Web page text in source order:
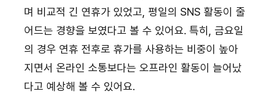
며 비교적 긴 연휴가 있었고, 평일의 SNS 활동이 줄
어드는 경향을 보였다고 볼 수 있어요. 특히, 금요일
의 경우 연휴 전후로 휴가를 사용하는 비중이 높아
지면서 온라인 소통보다는 오프라인 활동이 늘어났
다고 예상해 볼 수 있어요.